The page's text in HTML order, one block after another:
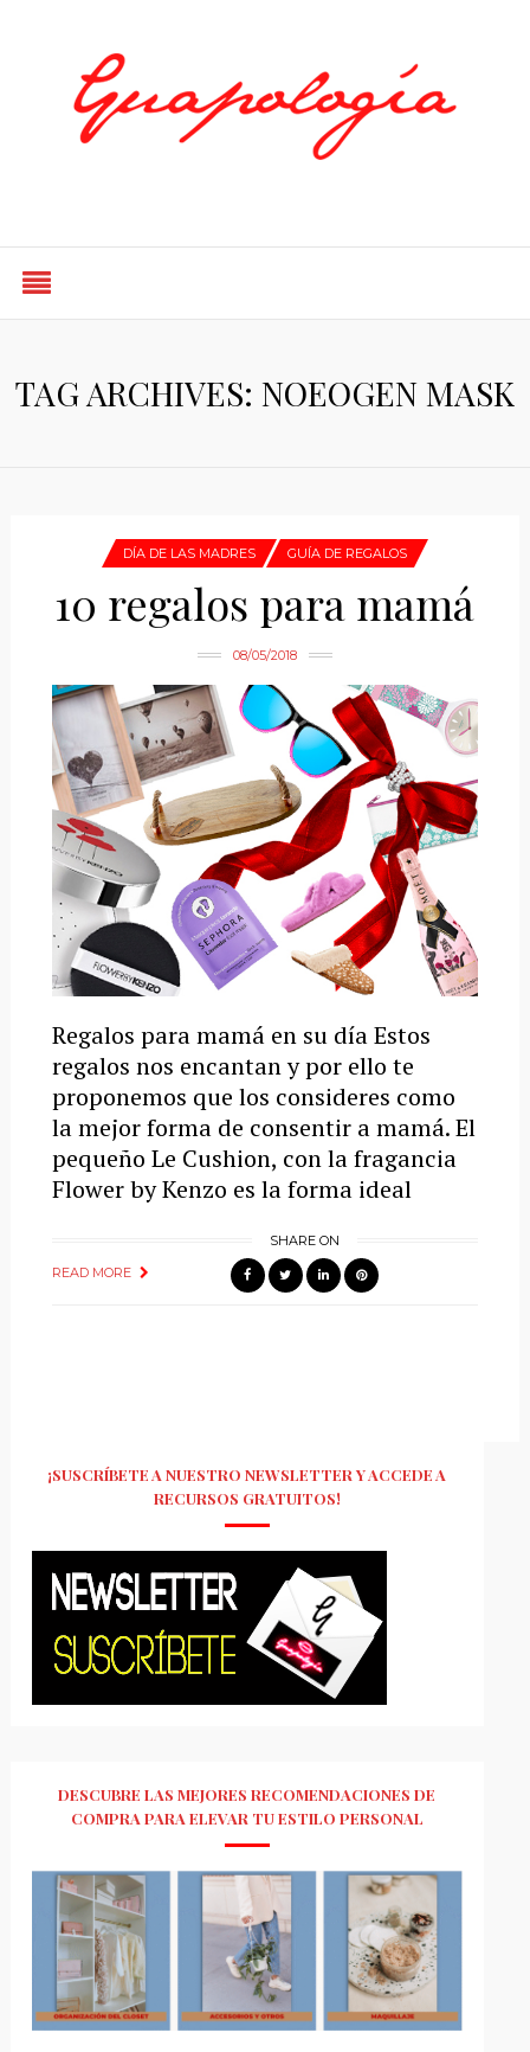
TAG ARCHIVES: NOEOGEN MASK
DÍA DE LAS MADRES GUÍA DE REGALOS
10 regalos para mamá
08/05/2018
Regalos para mamá en su día Estos
regalos nos encantan y por ello te
proponemos que los consideres como
la mejor forma de consentir a mamá. El
pequeño Le Cushion, con la fragancia
Flower by Kenzo es la forma ideal
READ MORE
SHARE ON
¡SUSCRÍBETE A NUESTRO NEWSLETTER Y ACCEDE A
RECURSOS GRATUITOS!
DESCUBRE LAS MEJORES RECOMENDACIONES DE
COMPRA PARA ELEVAR TU ESTILO PERSONAL